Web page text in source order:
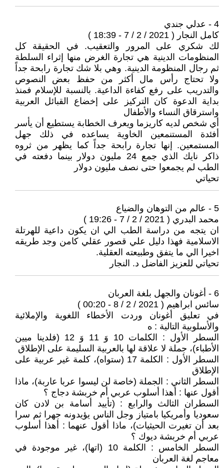
4 - عدلي جندي
كامل النجار ( 2021 / 2 / 7 - 18:39 )
لك شكري على المرور والتعقيب. في الحقيقة كل
المنظومات الدينية هي تجارة الغرض منها إثراء السلطة
ثم رجال المنظومة الدينية. وهي بلا شك تجارة رابحة جداً
ولا تحتاج رأس مال أكثر من حفظ بعض النصوص
والتدريب على رفع كفاءة الداعية. بالنسبة للإسلام فمنذ
بداية الدعوة كان التركيز على إخضاع القبائل العربية
واسترقاق النساء والأطفال
أي شخص لديه كاريزما ويعرف الخطابة يستطيع أن يأسر
أفئدة المستنمعين الخاوية يساعده في ذلك جهل
المستمعين. إنها تجارة رابحة جداً كما يظهر من ثروه
ذاكر نايك الذي جمع 24 مليون دولار بينما دفعته في
الطب لم يجمعوا حتى نصف مليون دولار
تحياتي
5 - عالم من التوهان والضياع
محمد البدري ( 2021 / 2 / 7 - 19:26 )
ان يتجه من دراسة الطب الي ان يكون داعية للهرتلة
الاسلامية فهذا دليل علي قصور عقلي كامن وجد طريقه
اخيرا الي ما يتفق وطبيعته العقلية.
تحياتي للعزيز الفاضل د. النجار
6 - أغونان والجهل بلغة العربان
سائس ابراهيم ( 2021 / 2 / 8 - 00:20 )
في تعليق أغونان وردت الأخطاء اللغوية والإملائية
والأسلوبية التالية : ه
السطر الأول : الكلمات 10 وَ 11 وَ 12 (فلدينا ميين
الأطباء)، جملة لا علاقة لها بالعربية السليمة على الإطلاق
السطر الأول : الكلمة 17 (ستواه)، كلمة غير عربية على
الإطلاق
السطر الثاني : الجملة (خاصة لن ليسوا عربا عاربة)، ماذا
أقول عنها : أهذا أسلوب عربي أم خربشة دجاج ؟
السطران الثالث والرابع : (تأييد أسامة بن لادن كان
سعوديا وأمريكيا بامتياز وجل الناس يؤيدونه جهرا ثم سرا
بعد أن تغيرت الحيثيات)، ماذا أقول عنهما : أهذا أسلوب
عربي أم خربشة ديوك ؟
السطر الخامس : الكلمة 10 (اتها)، غير موجودة في
معاجم لغة العربان